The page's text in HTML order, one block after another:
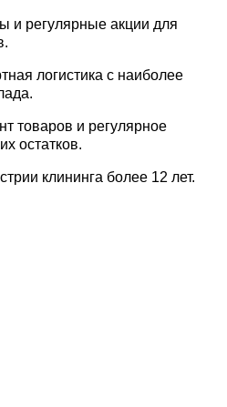
и регулярные акции для
логистика с наиболее
товаров и регулярное
остатков.
клининга более 12 лет.